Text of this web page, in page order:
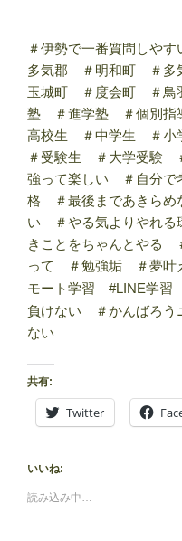
＃伊勢で一番質問し
多気郡 ＃明和町 ＃
玉城町 ＃度会町 ＃
塾 ＃進学塾 ＃個別指
高校生 ＃中学生 ＃
＃受験生 ＃大学受験
強って楽しい ＃自分で
格 ＃最後まであきらめ
い ＃やる気よりやれ
きことをちゃんとやる
って ＃勉強垢 ＃夢叶
モート学習 #LINE学習
負けない ＃かんばろう
ない
共有:
Twitter
いいね:
読み込み中…